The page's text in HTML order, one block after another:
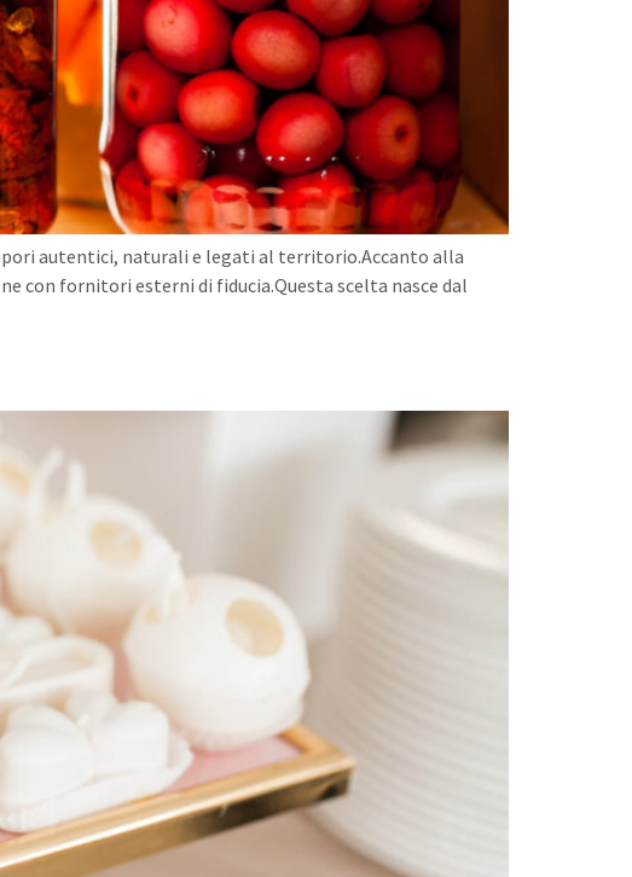
autentici, naturali e legati al territorio.Accanto alla
con fornitori esterni di fiducia.Questa scelta nasce dal